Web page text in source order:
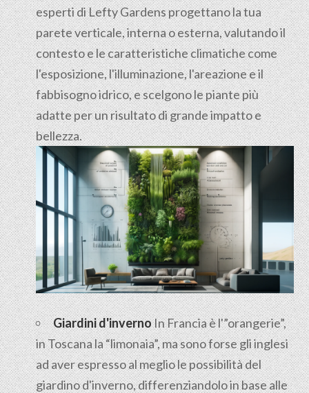
esperti di Lefty Gardens progettano la tua
parete verticale, interna o esterna, valutando il
contesto e le caratteristiche climatiche come
l'esposizione, l'illuminazione, l'areazione e il
fabbisogno idrico, e scelgono le piante più
adatte per un risultato di grande impatto e
bellezza.
Giardini d'invernoIn Francia è l'”orangerie”,
in Toscana la “limonaia”, ma sono forse gli inglesi
ad aver espresso al meglio le possibilità del
giardino d'inverno, differenziandolo in base alle